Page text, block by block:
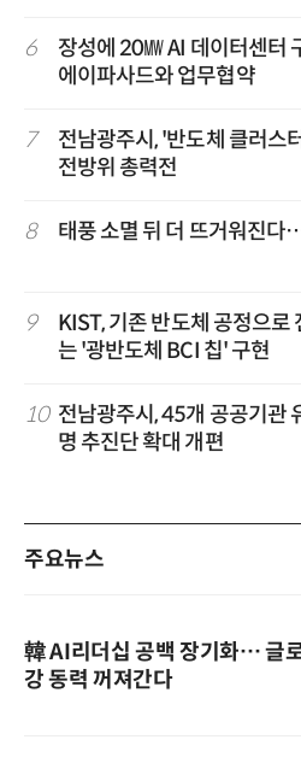
6
장성에 20㎿ AI 데이터센터
에이파사드와 업무협약
7
전남광주시, '반도체 클러스
전방위 총력전
8 태풍 소멸 뒤 더 뜨거워진
9
KIST, 기존 반도체 공정으로
는 '광반도체 BCI 칩' 구현
10 전남광주시, 45개 공공기관
명 추진단 확대 개편
주요뉴스
韓 AI리더십 공백 장기화… 글
강 동력 꺼져간다